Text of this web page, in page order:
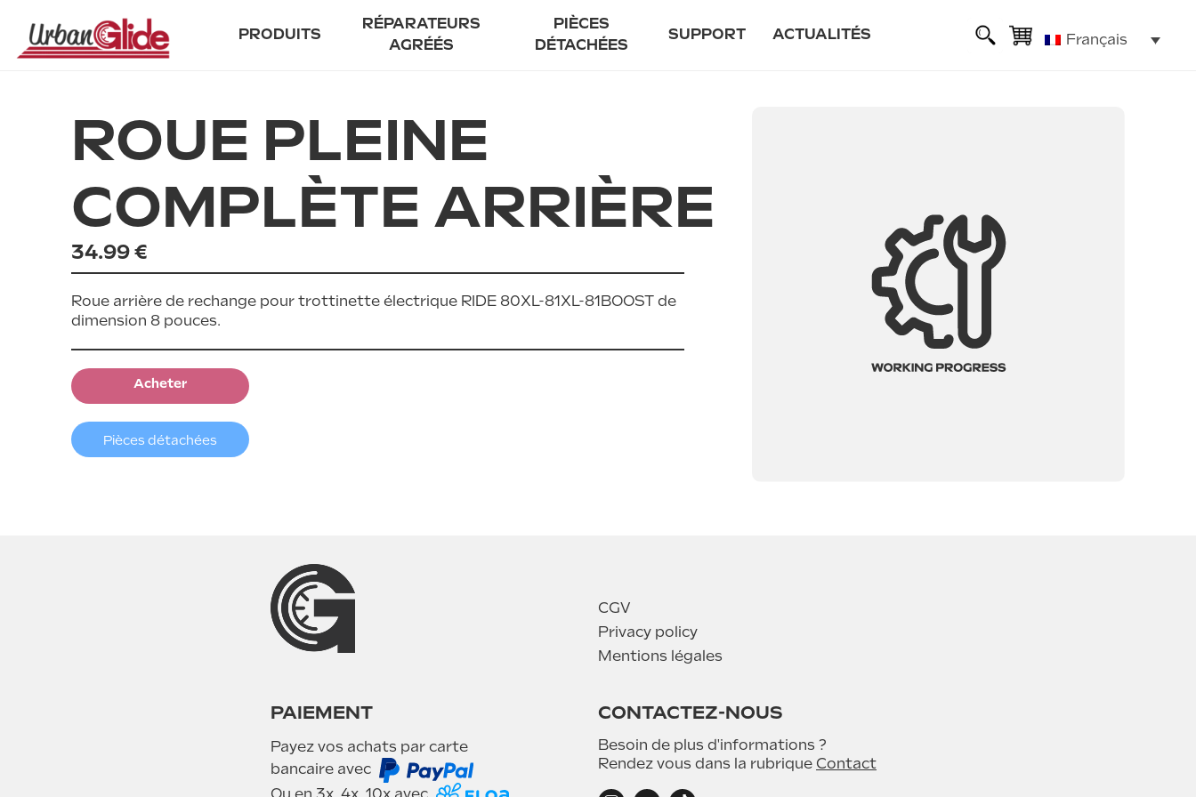
PRODUITS
Trottinettes
City
Trail
Power
For kids
Cyclomobile léger
Accessoires
Reborn · Reconditionné
Nos offres
Archives
ALL ROAD 6 2x2
RÉPARATEURS
AGRÉÉS
Trouver un réparateur agréé
PIÈCES
DÉTACHÉES
SUPPORT
Sécurité
Financement flexible
ACTUALITÉS Français
ROUE PLEINE
COMPLÈTE ARRIÈRE
34.99 €
Roue arrière de rechange pour trottinette électrique RIDE 80XL-81XL-81BOOST de
dimension 8 pouces.
Acheter
Pièces détachées
CGV
Privacy policy
Mentions légales
PAIEMENT
Payez vos achats par carte
bancaire avec
CONTACTEZ-NOUS
Besoin de plus d'informations ?
Rendez vous dans la rubrique Contact